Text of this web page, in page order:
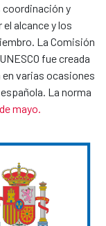
coordinación y
alcance y los
La Comisión
fue creada
varias ocasiones
La norma
mayo.